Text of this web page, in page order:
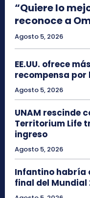
“Quiere lo
reconoce a
Agosto 5, 2026
EE.UU. ofrece
recompensa por
Agosto 5, 2026
UNAM rescinde
Territorium Life
ingreso
Agosto 5, 2026
Infantino habría
final del Mundial